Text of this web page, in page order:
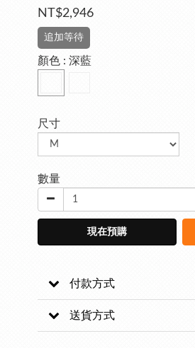
NT$2,946
追加等待
顏色 : 深藍
尺寸
數量
現在預購
付款方式
送貨方式